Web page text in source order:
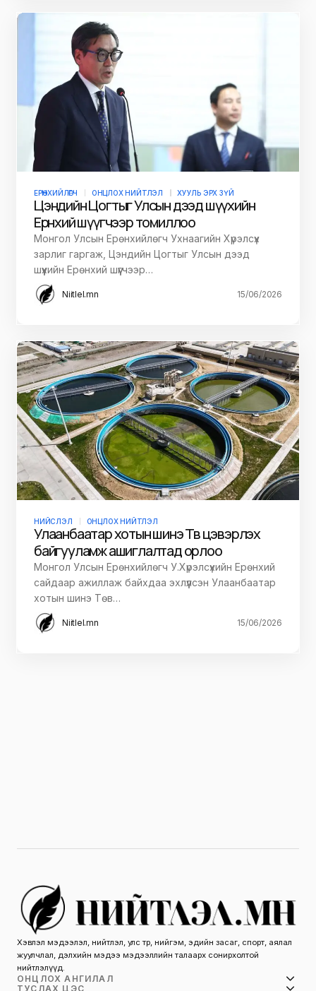
ЕРӨНХИЙЛӨГЧ ОНЦЛОХ НИЙТЛЭЛ ХУУЛЬ ЭРХ ЗҮЙ
Цэндийн Цогтыг Улсын дээд шүүхийн
Ерөнхий шүүгчээр томиллоо
Монгол Улсын Ерөнхийлөгч Ухнаагийн Хүрэлсүх
зарлиг гаргаж, Цэндийн Цогтыг Улсын дээд
шүүхийн Ерөнхий шүүгчээр…
Niitlel.mn 15/06/2026
НИЙСЛЭЛ ОНЦЛОХ НИЙТЛЭЛ
Улаанбаатар хотын шинэ Төв цэвэрлэх
байгууламж ашиглалтад орлоо
Монгол Улсын Ерөнхийлөгч У.Хүрэлсүхийн Ерөнхий
сайдаар ажиллаж байхдаа эхлүүлсэн Улаанбаатар
хотын шинэ Төв…
Niitlel.mn 15/06/2026
Хэвлэл мэдээлэл, нийтлэл, улс төр, нийгэм, эдийн засаг, спорт, аялал
жуулчлал, дэлхийн мэдээ мэдээллийн талаарх сонирхолтой
нийтлэлүүд.
ОНЦЛОХ АНГИЛАЛ
ТУСЛАХ ЦЭС